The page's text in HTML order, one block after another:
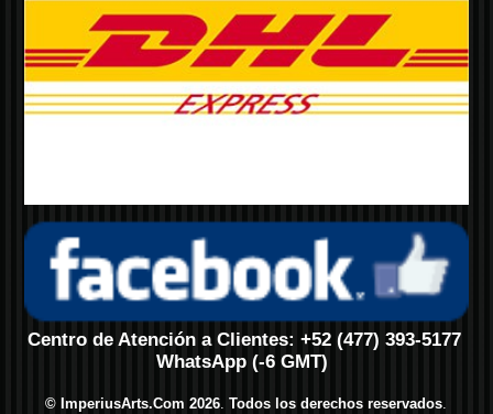
Centro de Atención a Clientes: +52 (477) 393-5177
WhatsApp (-6 GMT)
© ImperiusArts.Com 2026. Todos los derechos reservados.